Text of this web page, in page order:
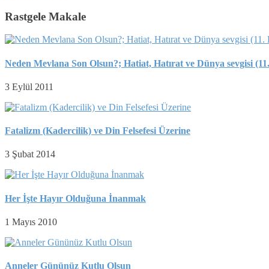
Rastgele Makale
Neden Mevlana Son Olsun?; Hatiat, Hatırat ve Dünya sevgisi (11.
3 Eylül 2011
Fatalizm (Kadercilik) ve Din Felsefesi Üzerine
3 Şubat 2014
Her İşte Hayır Olduğuna İnanmak
1 Mayıs 2010
Anneler Gününüz Kutlu Olsun